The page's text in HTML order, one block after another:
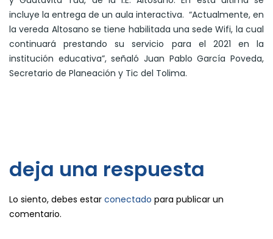
incluye la entrega de un aula interactiva. “Actualmente, en
la vereda Altosano se tiene habilitada una sede Wifi, la cual
continuará prestando su servicio para el 2021 en la
institución educativa”, señaló Juan Pablo García Poveda,
Secretario de Planeación y Tic del Tolima.
deja una respuesta
Lo siento, debes estar conectado para publicar un
comentario.